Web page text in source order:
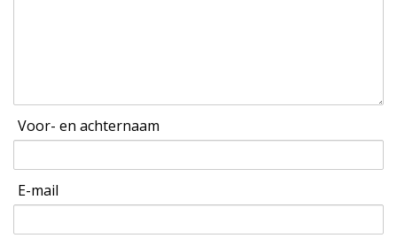
Voor- en achternaam
E-mail